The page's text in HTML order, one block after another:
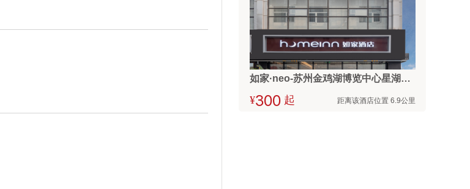
如家·neo-苏州金鸡湖博览中心星湖街地铁站店
¥ 起 距离该酒店位置 6.9公里